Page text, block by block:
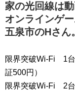
家の光回線は
オンラインゲ
五泉市のHさん。
限界突破Wi-Fi 1
証500円）
限界突破Wi-Fi 2